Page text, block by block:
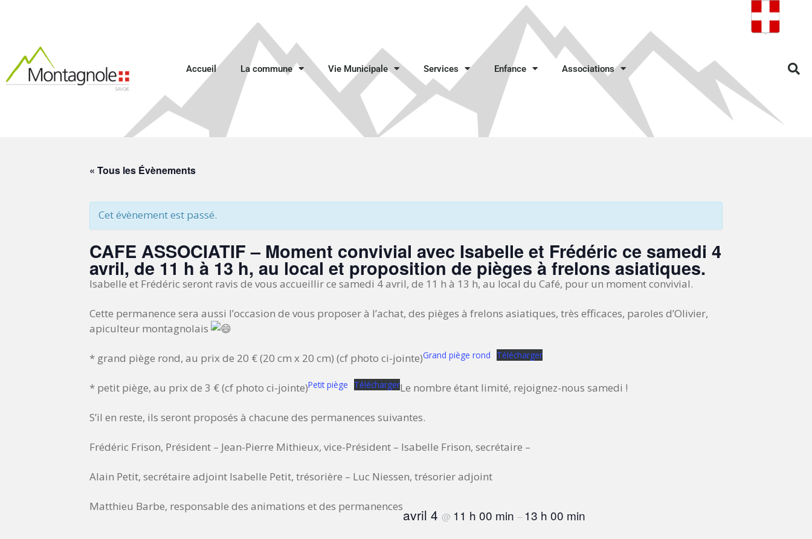
Accueil La commune Vie Municipale Services Enfance Associations
« Tous les Évènements
Cet évènement est passé.
CAFE ASSOCIATIF – Moment convivial avec Isabelle et Frédéric ce samedi 4
avril, de 11 h à 13 h, au local et proposition de pièges à frelons asiatiques.
Isabelle et Frédéric seront ravis de vous accueillir ce samedi 4 avril, de 11 h à 13 h, au local du Café, pour un moment convivial.
Cette permanence sera aussi l’occasion de vous proposer à l’achat, des pièges à frelons asiatiques, très efficaces, paroles d’Olivier,
apiculteur montagnolais
* grand piège rond, au prix de 20 € (20 cm x 20 cm) (cf photo ci-jointe)Grand piège rond Télécharger
* petit piège, au prix de 3 € (cf photo ci-jointe)Petit piège TéléchargerLe nombre étant limité, rejoignez-nous samedi !
S’il en reste, ils seront proposés à chacune des permanences suivantes.
Frédéric Frison, Président – Jean-Pierre Mithieux, vice-Président – Isabelle Frison, secrétaire –
Alain Petit, secrétaire adjoint Isabelle Petit, trésorière – Luc Niessen, trésorier adjoint
Matthieu Barbe, responsable des animations et des permanencesavril 4 @ 11 h 00 min – 13 h 00 min